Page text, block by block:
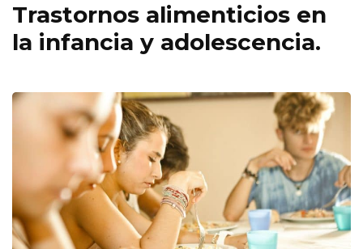
Trastornos alimenticios en
la infancia y adolescencia.